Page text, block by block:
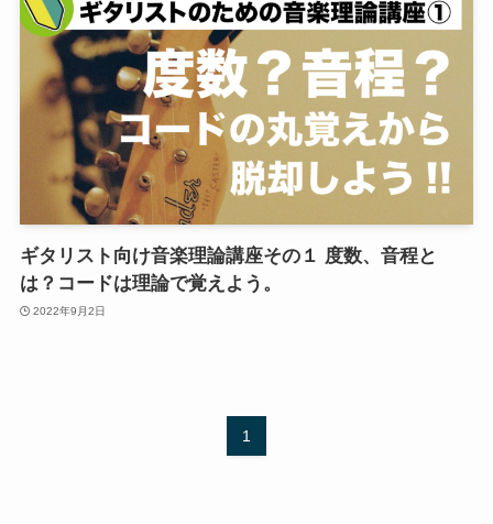
ギタリスト向け音楽理論講座その１ 度数、音程と
は？コードは理論で覚えよう。
2022年9月2日
1